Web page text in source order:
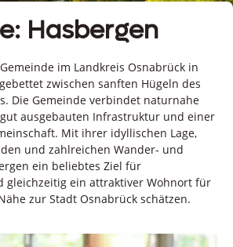
Hasbergen
im Landkreis Osnabrück in
zwischen sanften Hügeln des
Die Gemeinde verbindet naturnahe
ausgebauten Infrastruktur und einer
Mit ihrer idyllischen Lage,
und zahlreichen Wander- und
ein beliebtes Ziel für
gleichzeitig ein attraktiver Wohnort für
zur Stadt Osnabrück schätzen.